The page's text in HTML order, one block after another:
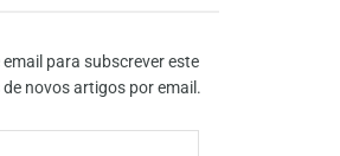
para subscrever este
novos artigos por email.